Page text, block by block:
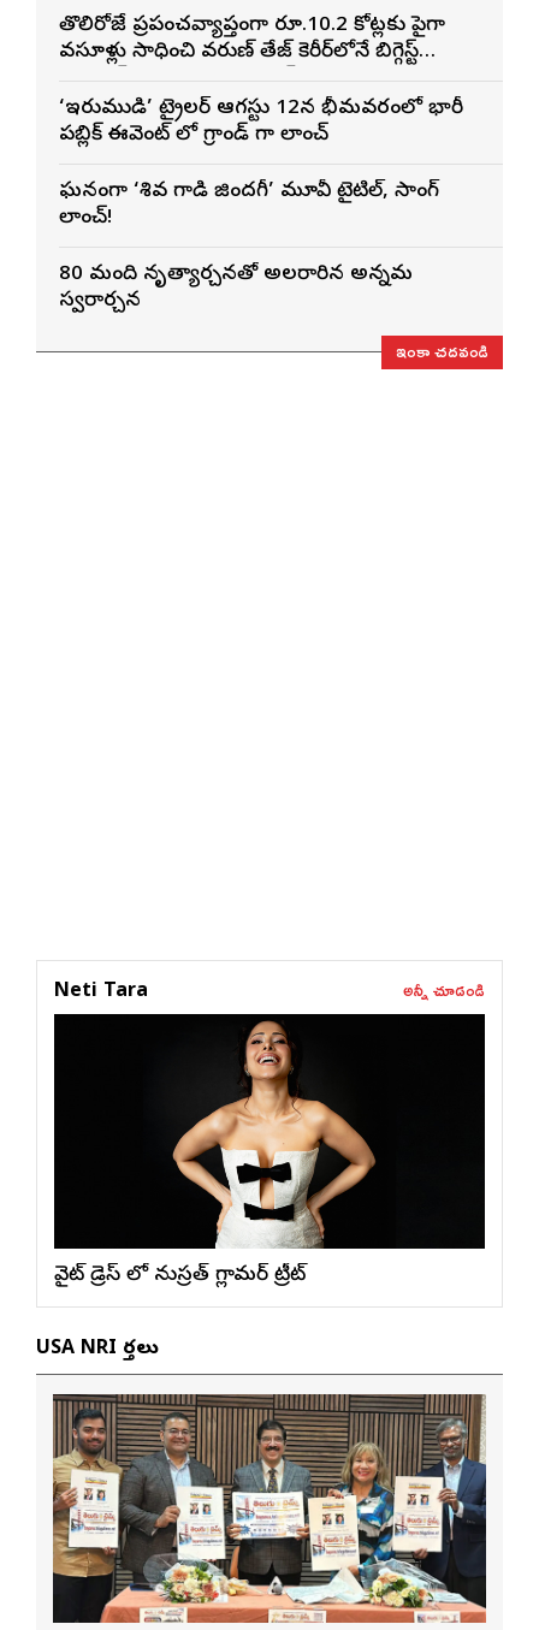
తొలిరోజే ప్రపంచవ్యాప్తంగా రూ.10.2 కోట్లకు పైగా
వసూళ్లు సాధించి వరుణ్ తేజ్ కెరీర్‌లోనే బిగ్గెస్ట్
‘ఇరుముడి’ ట్రైలర్ ఆగస్టు 12న భీమవరంలో భారీ
పబ్లిక్ ఈవెంట్ లో గ్రాండ్ గా లాంచ్
ఘనంగా ‘శివ గాడి జింద‌గీ’ మూవీ టైటిల్, సాంగ్
లాంచ్!
80 మంది నృత్యార్చనతో అలరారిన అన్నమ
స్వరార్చన
ఇంకా చదవండి
Neti Tara అన్నీ చూడండి
వైట్ డ్రెస్ లో నుస్ర‌త్ గ్లామ‌ర్ ట్రీట్
USA NRI వార్తలు